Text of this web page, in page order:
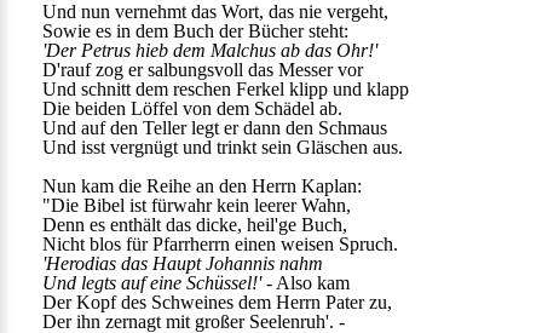
Und nun vernehmt das Wort, das nie vergeht,
Sowie es in dem Buch der Bücher steht:
'Der Petrus hieb dem Malchus ab das Ohr!'
D'rauf zog er salbungsvoll das Messer vor
Und schnitt dem reschen Ferkel klipp und klapp
Die beiden Löffel von dem Schädel ab.
Und auf den Teller legt er dann den Schmaus
Und isst vergnügt und trinkt sein Gläschen aus.
Nun kam die Reihe an den Herrn Kaplan:
"Die Bibel ist fürwahr kein leerer Wahn,
Denn es enthält das dicke, heil'ge Buch,
Nicht blos für Pfarrherrn einen weisen Spruch.
'Herodias das Haupt Johannis nahm
Und legts auf eine Schüssel!'- Also kam
Der Kopf des Schweines dem Herrn Pater zu,
Der ihn zernagt mit großer Seelenruh'. -